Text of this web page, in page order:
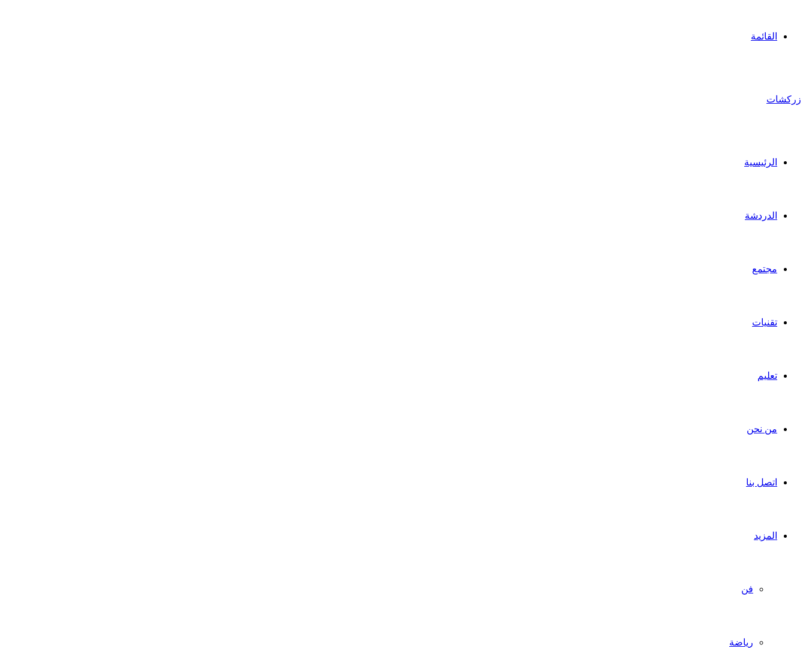
القائمة
زركشات
الرئيسية
الدردشة
مجتمع
تقنيات
تعليم
من نحن
اتصل بنا
المزيد
فن
رياضة